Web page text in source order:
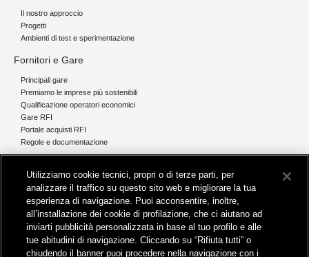
Il nostro approccio
Progetti
Ambienti di test e sperimentazione
Fornitori e Gare
Principali gare
Premiamo le imprese più sostenibili
Qualificazione operatori economici
Gare RFI
Portale acquisti RFI
Regole e documentazione
Comunicati stampa e news
Novità on line
Infomobilità
Feed - RSS
Utilizziamo cookie tecnici, propri o di terze parti, per
analizzare il traffico su questo sito web e migliorare la tua
esperienza di navigazione. Puoi acconsentire, inoltre,
all’installazione dei cookie di profilazione, che ci aiutano ad
inviarti pubblicità personalizzata in base al tuo profilo e alle
tue abitudini di navigazione. Cliccando su “Rifiuta tutti” o
chiudendo il banner puoi procedere nella navigazione con i